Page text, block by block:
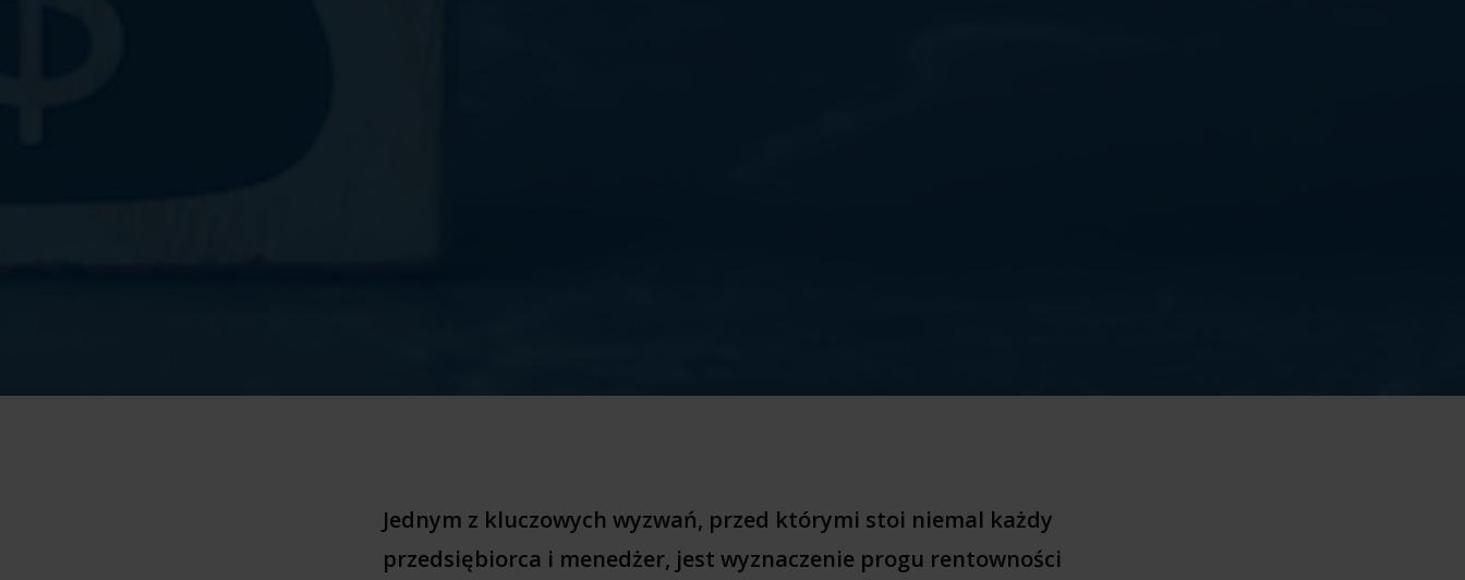
Jednym z kluczowych wyzwań, przed którymi stoi niemal każdy
przedsiębiorca i menedżer, jest wyznaczenie progu rentowności